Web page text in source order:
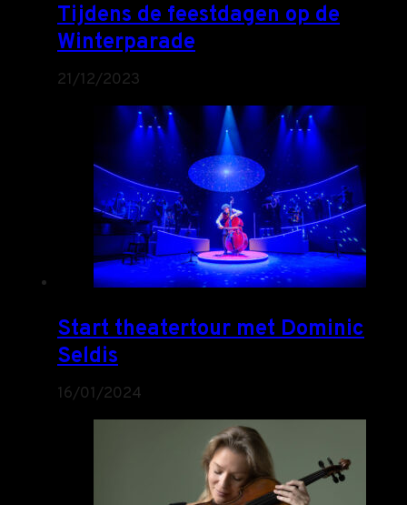
Tijdens de feestdagen op de
Winterparade
21/12/2023
Start theatertour met Dominic
Seldis
16/01/2024